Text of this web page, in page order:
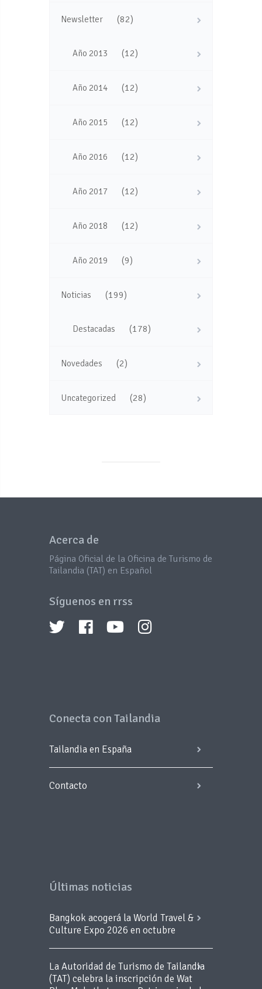
Newsletter (82)
Año 2013 (12)
Año 2014 (12)
Año 2015 (12)
Año 2016 (12)
Año 2017 (12)
Año 2018 (12)
Año 2019 (9)
Noticias (199)
Destacadas (178)
Novedades (2)
Uncategorized (28)
Acerca de
Página Oficial de la Oficina de Turismo de
Tailandia (TAT) en Español
Síguenos en rrss
Conecta con Tailandia
Tailandia en España
Contacto
Últimas noticias
Bangkok acogerá la World Travel &
Culture Expo 2026 en octubre
La Autoridad de Turismo de Tailandia
(TAT) celebra la inscripción de Wat